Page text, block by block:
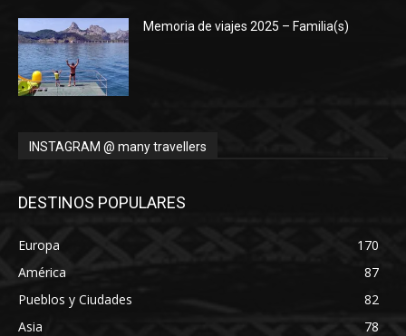
Memoria de viajes 2025 – Familia(s)
INSTAGRAM @ many travellers
DESTINOS POPULARES
Europa
170
América
87
Pueblos y Ciudades
82
Asia
78